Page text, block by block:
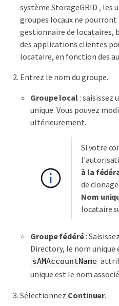
système StorageGRID , les
groupes locaux ne pourront
gestionnaire de locataires,
des applications clientes
locataire, en fonction des
Entrez le nom du groupe.
Groupe local: saisissez
unique. Vous pouvez
ultérieurement.
Si votre
à la
de
Nom
locataire
Groupe fédéré:
Directory, le nom unique
sAMAccountName
unique est le nom
Sélectionnez Continuer.